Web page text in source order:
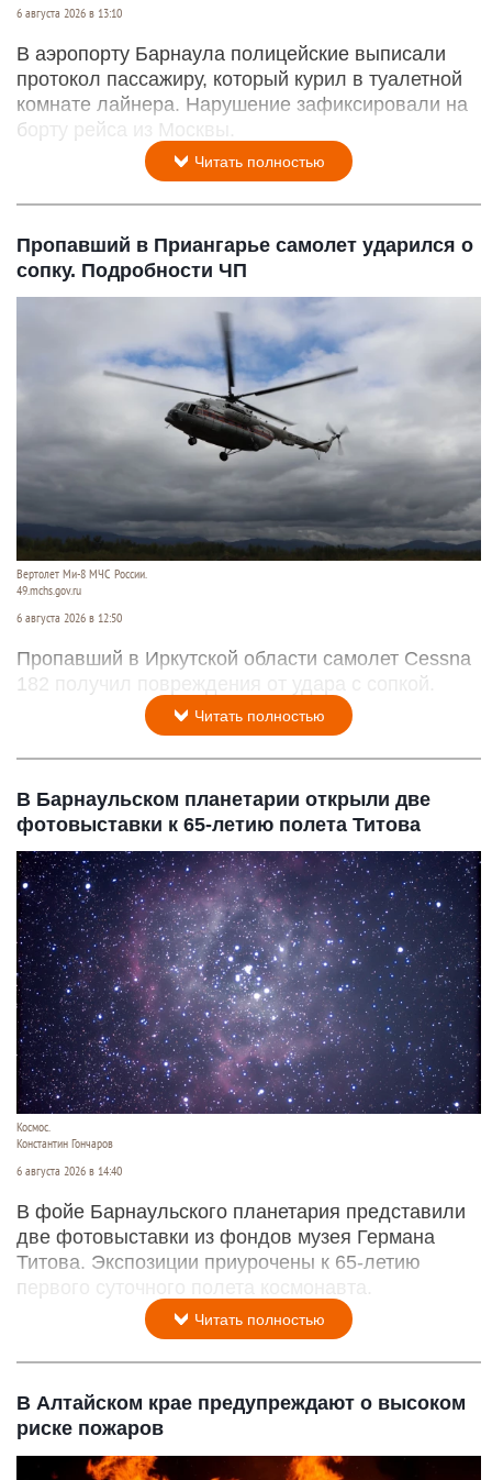
6 августа 2026 в 13:10
В аэропорту Барнаула полицейские выписали
протокол пассажиру, который курил в туалетной
комнате лайнера. Нарушение зафиксировали на
борту рейса из Москвы.
Читать полностью
Пропавший в Приангарье самолет ударился о
сопку. Подробности ЧП
Вертолет Ми-8 МЧС России.
49.mchs.gov.ru
6 августа 2026 в 12:50
Пропавший в Иркутской области самолет Cessna
182 получил повреждения от удара с сопкой.
Читать полностью
В Барнаульском планетарии открыли две
фотовыставки к 65-летию полета Титова
Космос.
Константин Гончаров
6 августа 2026 в 14:40
В фойе Барнаульского планетария представили
две фотовыставки из фондов музея Германа
Титова. Экспозиции приурочены к 65-летию
первого суточного полета космонавта.
Читать полностью
В Алтайском крае предупреждают о высоком
риске пожаров